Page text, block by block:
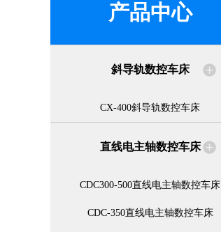
产品中心
斜导轨数控车床
CX-400斜导轨数控车床
直线电主轴数控车床
CDC300-500直线电主轴数控车床
CDC-350直线电主轴数控车床